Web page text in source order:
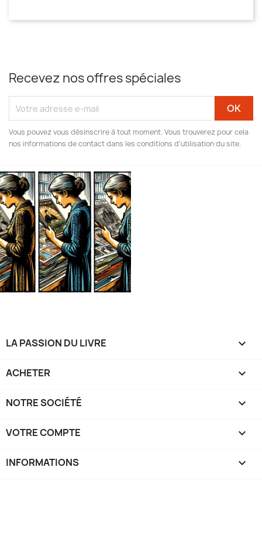
Recevez nos offres spéciales
Vous pouvez vous désinscrire à tout moment. Vous trouverez pour cela
nos informations de contact dans les conditions d'utilisation du site.
LA PASSION DU LIVRE 
ACHETER 
NOTRE SOCIÉTÉ 
VOTRE COMPTE 
INFORMATIONS keyboard_arrow_down